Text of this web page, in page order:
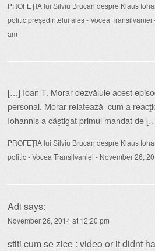
PROFEȚIA lui Silviu Brucan despre Klaus
politic președintelui ales - Vocea Transilvaniei
am
[…] Ioan T. Morar dezvăluie acest
personal. Morar relatează cum a
Iohannis a câştigat primul mandat de
PROFEȚIA lui Silviu Brucan despre Klaus
politic - Vocea Transilvaniei - November 26,
Adi says:
November 26, 2014 at 12:20 pm
stiti cum se zice : video or it didnt